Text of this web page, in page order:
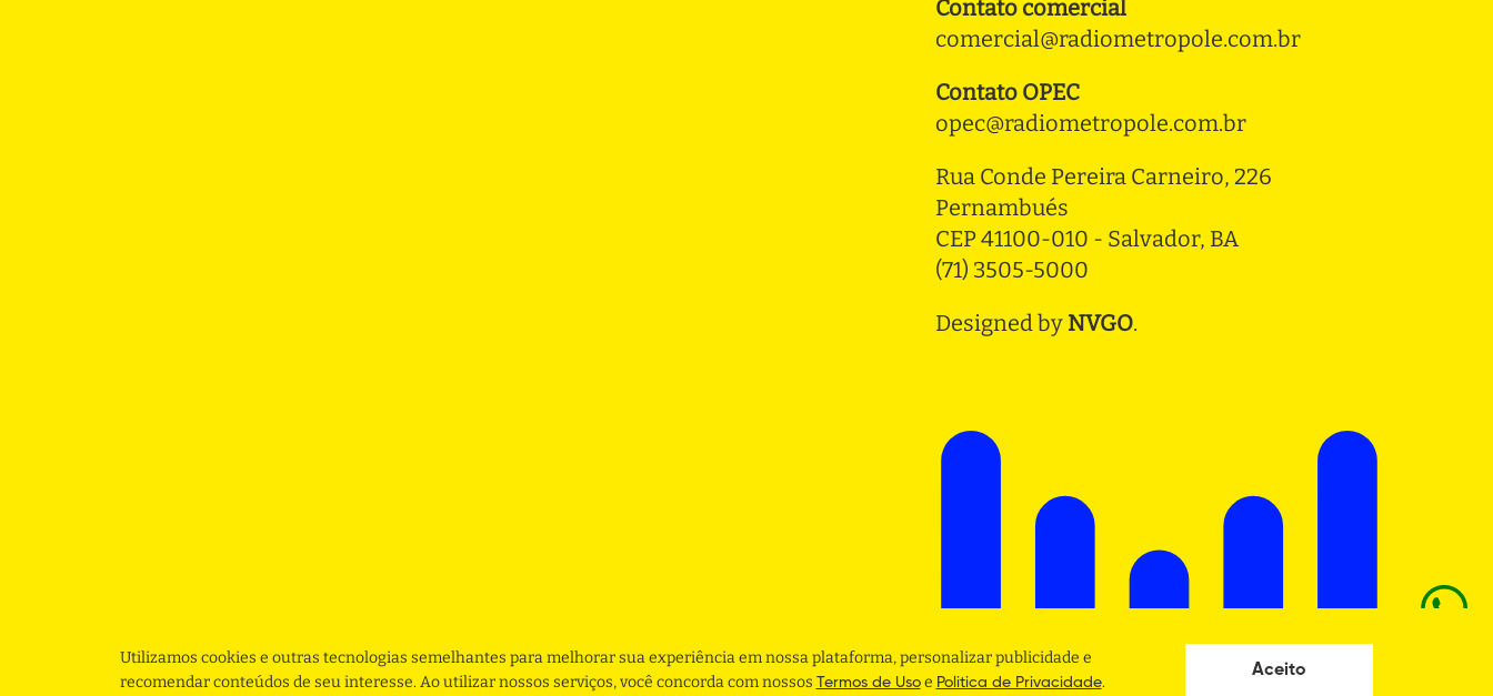
Contato comercial
comercial@radiometropole.com.br
Contato OPEC
opec@radiometropole.com.br
Rua Conde Pereira Carneiro, 226
Pernambués
CEP 41100-010 - Salvador, BA
(71) 3505-5000
Designed by NVGO.
Utilizamos cookies e outras tecnologias semelhantes para melhorar sua experiência em nossa plataforma, personalizar publicidade e
recomendar conteúdos de seu interesse. Ao utilizar nossos serviços, você concorda com nossos Termos de Usoe Politica de Privacidade.
Aceito